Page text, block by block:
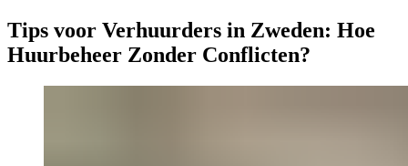
Tips voor Verhuurders in Zweden: Hoe
Huurbeheer Zonder Conflicten?